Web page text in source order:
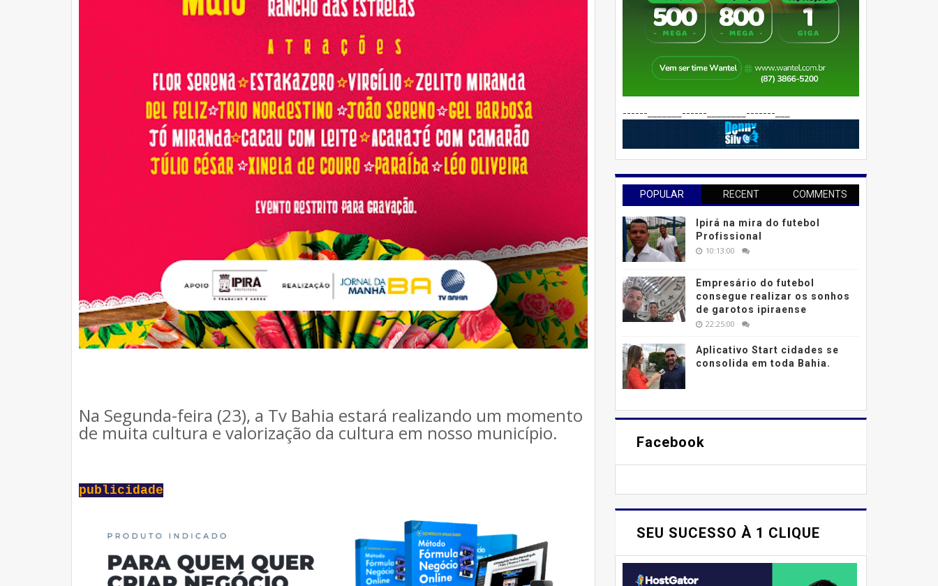
Na Segunda-feira (23), a Tv Bahia estará realizando um momento
de muita cultura e valorização da cultura em nosso município.
publicidade
------_______------________-------___
POPULAR RECENT COMMENTS
Ipirá na mira do futebol
Profissional
10:13:00
Empresário do futebol
consegue realizar os sonhos
de garotos ipiraense
22:25:00
Aplicativo Start cidades se
consolida em toda Bahia.
Facebook
SEU SUCESSO À 1 CLIQUE